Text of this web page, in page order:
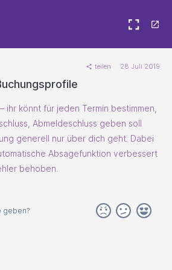
teilen 28 Juli 2019
ihr könnt für jeden Termin bestimmen,
Abmeldeschluss geben soll
generell nur über dich geht. Dabei
Absagefunktion verbessert
behoben.
geben?